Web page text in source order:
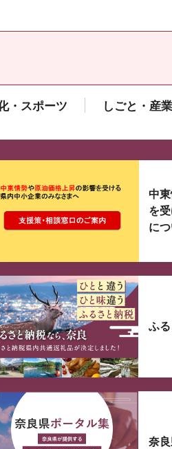
・スポーツ しごと・産業
こから最大3つずつ情報が表
中
を
に
ふ
奈